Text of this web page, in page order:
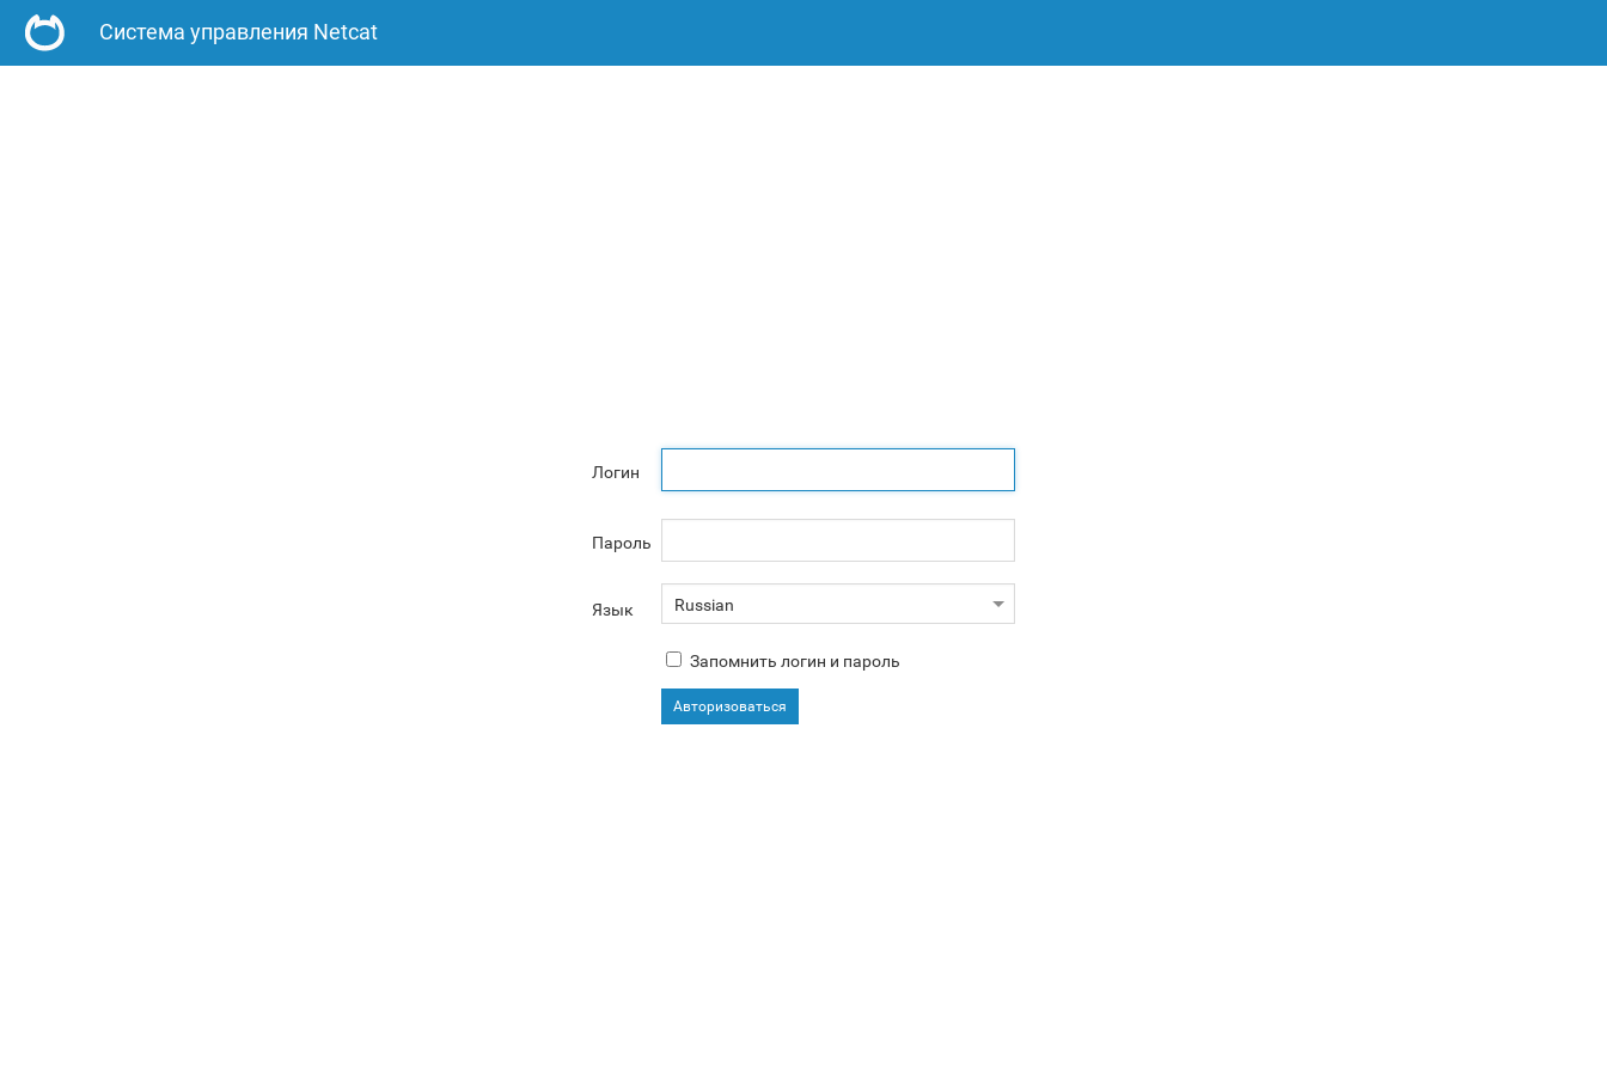
Система управления Netcat
Логин
Пароль
Язык
Запомнить логин и пароль
Авторизоваться